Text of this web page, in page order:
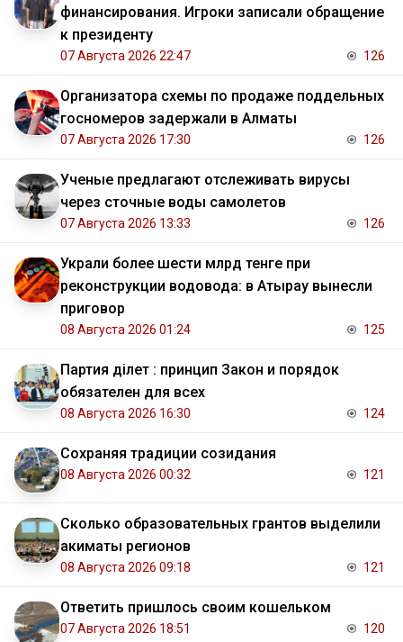
финансирования. Игроки записали обращение
к президенту
07 Августа 2026 22:47 126
Организатора схемы по продаже поддельных
госномеров задержали в Алматы
07 Августа 2026 17:30 126
Ученые предлагают отслеживать вирусы
через сточные воды самолетов
07 Августа 2026 13:33 126
Украли более шести млрд тенге при
реконструкции водовода: в Атырау вынесли
приговор
08 Августа 2026 01:24 125
Партия Әділет : принцип Закон и порядок
обязателен для всех
08 Августа 2026 16:30 124
Сохраняя традиции созидания
08 Августа 2026 00:32 121
Сколько образовательных грантов выделили
акиматы регионов
08 Августа 2026 09:18 121
Ответить пришлось своим кошельком
07 Августа 2026 18:51 120